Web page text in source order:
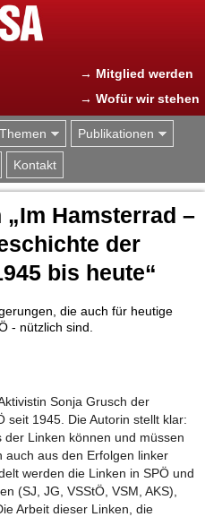
→ Mitglied werden
→ Wofür wir stehen
Themen Publikationen
Kontakt
Hamsterrad –
der
bis heute“
die auch für heutige
- nützlich sind.
Sonja Grusch der
seit 1945. Die Autorin stellt klar:
der Linken können und müssen
aus den Erfolgen linker
werden die Linken in SPÖ und
(SJ, JG, VSStÖ, VSM, AKS),
Arbeit dieser Linken, die